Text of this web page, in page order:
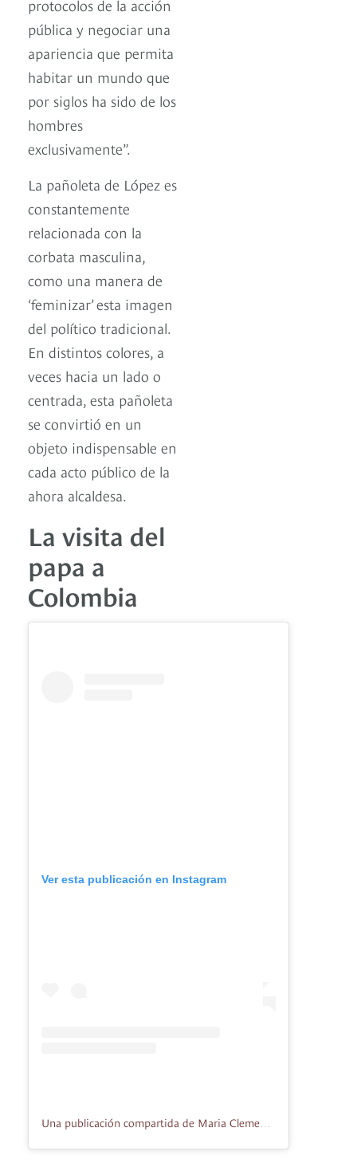
protocolos de la acción
pública y negociar una
apariencia que permita
habitar un mundo que
por siglos ha sido de los
hombres
exclusivamente”.
La pañoleta de López es
constantemente
relacionada con la
corbata masculina,
como una manera de
‘feminizar’ esta imagen
del político tradicional.
En distintos colores, a
veces hacia un lado o
centrada, esta pañoleta
se convirtió en un
objeto indispensable en
cada acto público de la
ahora alcaldesa.
La visita del
papa a
Colombia
Ver esta publicación en Instagram